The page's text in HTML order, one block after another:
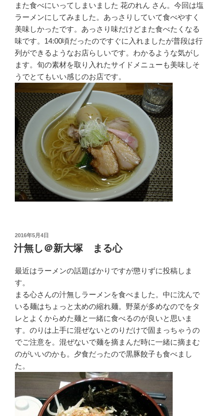
また食べにいってしまいました 花のれん さん。今回は塩
ラーメンにしてみました。あっさりしていて食べやすく
美味しかったです。あっさり味だけどまた食べたくなる
味です。14:00頃だったのですぐに入れましたが普段は行
列ができるようなお店らしいです。わかるような気がし
ます。旬の素材を取り入れたサイドメニューも美味しそ
うでとてもいい感じのお店です。
投
稿
日:
2016年5月4日
汁無し＠新大塚 まる心
最近はラーメンの話題ばかりですが懲りずに投稿しま
す。
まる心さんの汁無しラーメンを食べました。中に沈んで
いる麺はちょっと太めの縮れ麺。野菜が多めなのでをタ
レとよくからめた麺と一緒に食べるのが良いと思いま
す。のりは上手に混ぜないとのりだけで固まっちゃうの
でご注意を。混ぜないで麺を摘まんだ時に一緒に摘まむ
のがいいのかも。夕食だったので黒豚餃子も食べまし
た。